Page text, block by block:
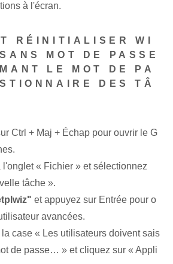
à l'écran.
RÉINITIALISER WI
MOT DE PASSE
LE MOT DE PA
DES TÂ
Ctrl + Maj + Échap pour ouvrir le G
l'onglet « Fichier » et sélectionnez
tâche ».
et appuyez sur Entrée pour o
avancées.
case « Les utilisateurs doivent sais
de passe… » et cliquez sur « Appli